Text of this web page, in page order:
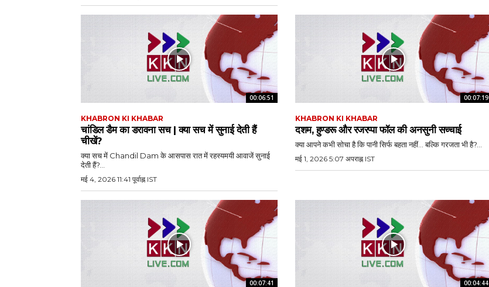
00:06:51
KHABRON KI KHABAR
चांडिल डैम का डरावना सच | क्या सच में सुनाई देती हैं
चीखें?
क्या सच में Chandil Dam के आसपास रात में रहस्यमयी आवाजें सुनाई
देती हैं?...
मई 4, 2026 11:41 पूर्वाह्न IST
00:07:19
KHABRON KI KHABAR
दशम, हुण्डरू और रजरप्पा फॉल की अनसुनी सच्चाई
क्या आपने कभी सोचा है कि पानी सिर्फ बहता नहीं… बल्कि गरजता भी है?...
मई 1, 2026 5:07 अपराह्न IST
00:07:41 00:04:44